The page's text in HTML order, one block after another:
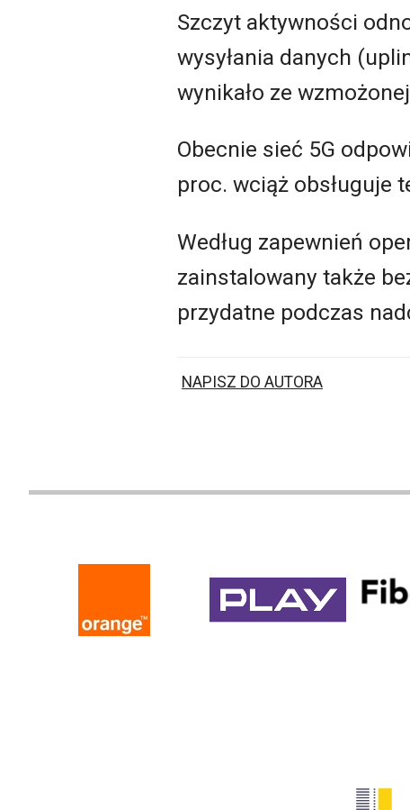
Szczyt aktywności
wysyłania danych
wynikało ze
Obecnie sieć 5G
proc. wciąż obsługuje
Według zapewnień
zainstalowany także
przydatne podczas
NAPISZ DO AUTORA